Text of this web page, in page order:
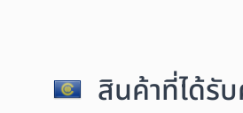
สินค้าที่ได้รั